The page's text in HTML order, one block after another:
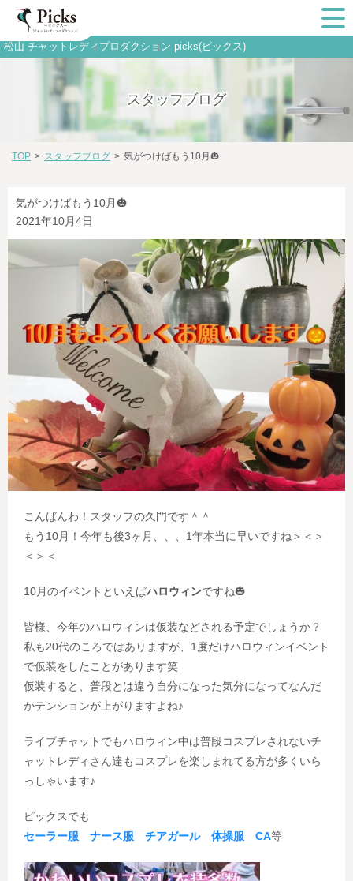
松山 チャットレディプロダクション picks(ピックス)
スタッフブログ
TOP > スタッフブログ > 気がつけばもう10月🎃
気がつけばもう10月🎃
2021年10月4日
こんばんわ！スタッフの久門です＾＾
もう10月！今年も後3ヶ月、、、1年本当に早いですね＞＜＞
＜＞＜
10月のイベントといえばハロウィンですね🎃
皆様、今年のハロウィンは仮装などされる予定でしょうか？
私も20代のころではありますが、1度だけハロウィンイベント
で仮装をしたことがあります笑
仮装すると、普段とは違う自分になった気分になってなんだ
かテンションが上がりますよね♪
ライブチャットでもハロウィン中は普段コスプレされないチ
ャットレディさん達もコスプレを楽しまれてる方が多くいら
っしゃいます♪
ピックスでも
セーラー服 ナース服 チアガール 体操服 CA等